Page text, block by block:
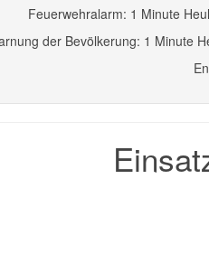
Feuerwehralarm: 1 Minute
der Bevölkerung: 1 Minute